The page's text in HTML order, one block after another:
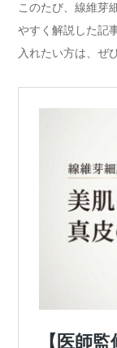
このたび、線維芽
やすく解説した記
入れたい方は、ぜ